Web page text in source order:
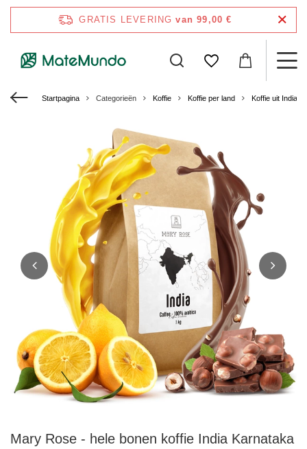
GRATIS LEVERING van 99,00 €
Startpagina Categorieën Koffie Koffie per land Koffie uit India
Mary Rose - hele bonen koffie India Karnataka